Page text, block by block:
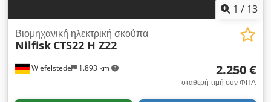
1 / 13
Wiefelstede 1.893 km
Βιομηχανική ηλεκτρική σκούπα
Nilfisk CTS22 H Z22
2.250 €
σταθερή τιμή συν ΦΠΑ